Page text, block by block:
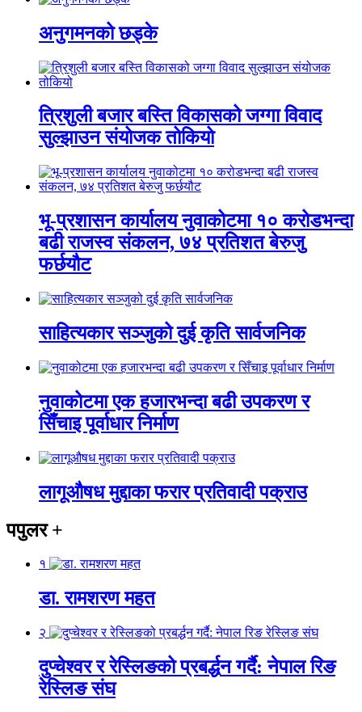
अनुगमनको छड्के
त्रिशुली बजार बस्ति विकासको जग्गा विवाद
सुल्झाउन संयोजक तोकियो
भू-प्रशासन कार्यालय नुवाकोटमा १० करोडभन्दा
बढी राजस्व संकलन, ७४ प्रतिशत बेरुजु
फर्छयौट
साहित्यकार सञ्जुको दुई कृति सार्वजनिक
नुवाकोटमा एक हजारभन्दा बढी उपकरण र
सिँचाइ पूर्वाधार निर्माण
लागूऔषध मुद्दाका फरार प्रतिवादी पक्राउ
पपुलर+
१
डा. रामशरण महत
२
दुप्चेश्वर र रेस्लिङको प्रबर्द्धन गर्दै: नेपाल रिङ
रेस्लिङ संघ